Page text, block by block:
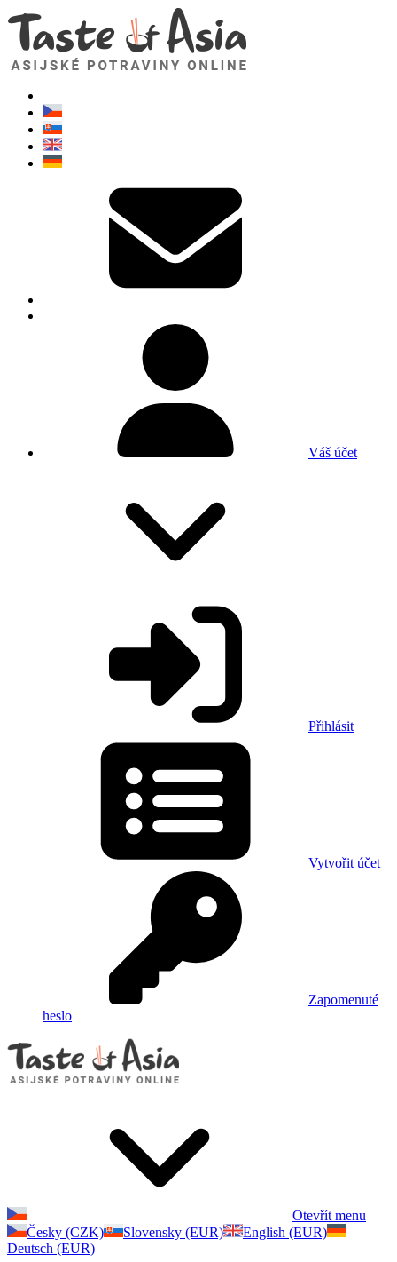
Váš účet
Přihlásit
Vytvořit účet
Zapomenuté
heslo
Otevřít menu
Česky (CZK)
Slovensky (EUR)
English (EUR)
Deutsch (EUR)
TasteOfAsia.cz
Neváhejte se zeptat. Jsem tady pro vás!